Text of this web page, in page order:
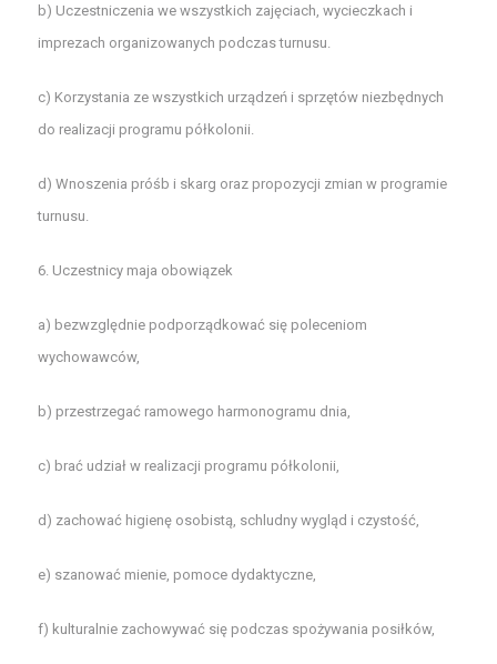
b) Uczestniczenia we wszystkich zajęciach, wycieczkach i
imprezach organizowanych podczas turnusu.
c) Korzystania ze wszystkich urządzeń i sprzętów niezbędnych
do realizacji programu półkolonii.
d) Wnoszenia próśb i skarg oraz propozycji zmian w programie
turnusu.
6. Uczestnicy maja obowiązek
a) bezwzględnie podporządkować się poleceniom
wychowawców,
b) przestrzegać ramowego harmonogramu dnia,
c) brać udział w realizacji programu półkolonii,
d) zachować higienę osobistą, schludny wygląd i czystość,
e) szanować mienie, pomoce dydaktyczne,
f) kulturalnie zachowywać się podczas spożywania posiłków,